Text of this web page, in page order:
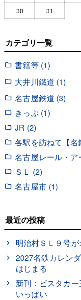
30
31
カテゴリ一覧
書籍等 (1)
大井川鐵道 (1)
名古屋鉄道 (3)
きっぷ (1)
JR (2)
各駅を訪ねて【名
名古屋レール・ア
ＳＬ (2)
名古屋市 (1)
最近の投稿
明治村ＳＬ９号
2027名鉄カレン
はじまる
新刊：ビスタカ
いっぱい